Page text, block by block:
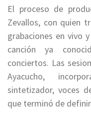
El proceso de
Zevallos, con quien
grabaciones en vivo
canción ya
conciertos. Las
Ayacucho,
sintetizador, voces
que terminó de